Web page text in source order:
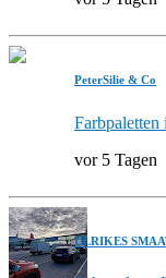
PeterSilie & Co
vor 5 Tagen
ULRIKES